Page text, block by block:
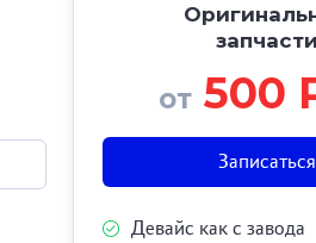
запчасти
от500
Записаться
Девайс как с завода